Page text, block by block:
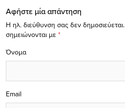
Αφήστε μία απάντηση
Η ηλ. διεύθυνση σας δεν δημοσιεύεται.
σημειώνονται με *
Όνομα
Email